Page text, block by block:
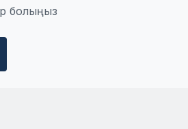
болыңыз